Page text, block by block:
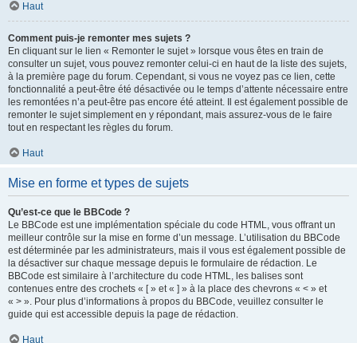
Haut
Comment puis-je remonter mes sujets ?
En cliquant sur le lien « Remonter le sujet » lorsque vous êtes en train de
consulter un sujet, vous pouvez remonter celui-ci en haut de la liste des sujets,
à la première page du forum. Cependant, si vous ne voyez pas ce lien, cette
fonctionnalité a peut-être été désactivée ou le temps d’attente nécessaire entre
les remontées n’a peut-être pas encore été atteint. Il est également possible de
remonter le sujet simplement en y répondant, mais assurez-vous de le faire
tout en respectant les règles du forum.
Haut
Mise en forme et types de sujets
Qu’est-ce que le BBCode ?
Le BBCode est une implémentation spéciale du code HTML, vous offrant un
meilleur contrôle sur la mise en forme d’un message. L’utilisation du BBCode
est déterminée par les administrateurs, mais il vous est également possible de
la désactiver sur chaque message depuis le formulaire de rédaction. Le
BBCode est similaire à l’architecture du code HTML, les balises sont
contenues entre des crochets « [ » et « ] » à la place des chevrons « < » et
« > ». Pour plus d’informations à propos du BBCode, veuillez consulter le
guide qui est accessible depuis la page de rédaction.
Haut